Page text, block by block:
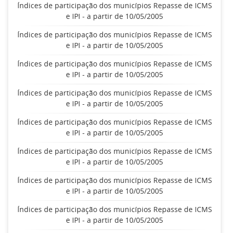
Índices de participação dos municípios Repasse de ICMS
e IPI - a partir de 10/05/2005
Índices de participação dos municípios Repasse de ICMS
e IPI - a partir de 10/05/2005
Índices de participação dos municípios Repasse de ICMS
e IPI - a partir de 10/05/2005
Índices de participação dos municípios Repasse de ICMS
e IPI - a partir de 10/05/2005
Índices de participação dos municípios Repasse de ICMS
e IPI - a partir de 10/05/2005
Índices de participação dos municípios Repasse de ICMS
e IPI - a partir de 10/05/2005
Índices de participação dos municípios Repasse de ICMS
e IPI - a partir de 10/05/2005
Índices de participação dos municípios Repasse de ICMS
e IPI - a partir de 10/05/2005